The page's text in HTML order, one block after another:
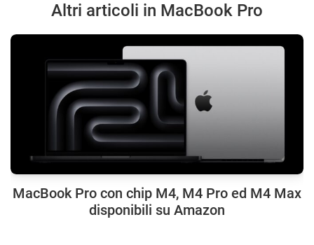
Altri articoli in MacBook Pro
MacBook Pro con chip M4, M4 Pro ed M4 Max
disponibili su Amazon